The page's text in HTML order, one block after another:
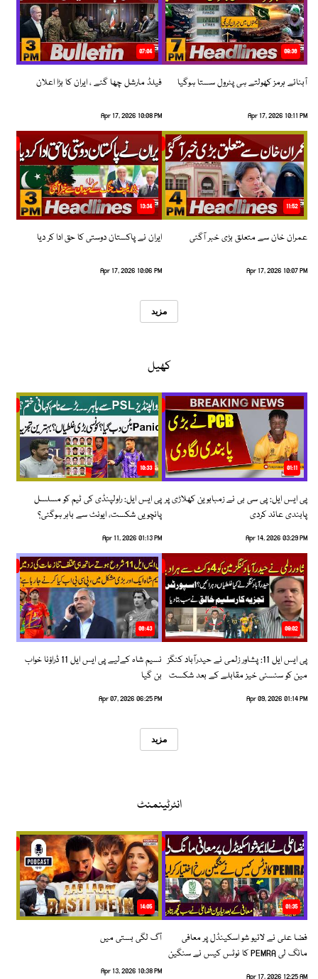
08:36
آبنائے ہرمز کھولتے ہی پٹرول سستا ہوگیا
Apr 17, 2026 10:11 PM
07:04
فیلڈ مارشل چھا گئے ، ایران کا بڑا اعلان
Apr 17, 2026 10:08 PM
11:52
عمران خان سے متعلق بڑی خبر آگئی
Apr 17, 2026 10:07 PM
13:34
ایران نے پاکستان دوستی کا حق ادا کر دیا
Apr 17, 2026 10:06 PM
مزید
کھیل
01:11
پی ایس ایل: پی سی بی نے زمبابوین کھلاڑی پر
پابندی عائد کردی
Apr 14, 2026 03:29 PM
10:33
پی ایس ایل: راولپنڈی کی ٹیم کو مسلسل
پانچویں شکست، ایونٹ سے باہر ہوگئی؟
Apr 11, 2026 01:13 PM
09:02
پی ایس ایل 11: پشاور زلمی نے حیدرآباد کنگز
مین کو سنسنی خیز مقابلے کے بعد شکست
Apr 09, 2026 01:14 PM
06:43
نسیم شاہ کےلیے پی ایس ایل 11 ڈراؤنا خواب
بن گیا
Apr 07, 2026 06:25 PM
مزید
انٹرٹینمنٹ
01:35
فضا علی نے لائیو شو اسکینڈل پر معافی
مانگ لی PEMRA کا نوٹس کیس نے سنگین
Apr 17, 2026 12:25 AM
14:05
آگ لگی بستی میں
Apr 13, 2026 10:38 PM